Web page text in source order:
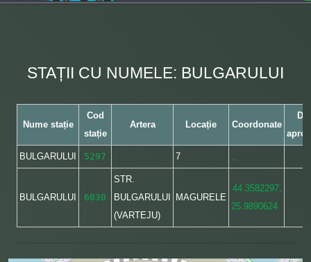
STAȚII CU NUMELE: BULGARULUI
Nume stație
Cod
stație
Artera Locație Coordonate
BULGARULUI 5297 7 ,
BULGARULUI 6030
STR.
BULGARULUI
(VARTEJU)
MAGURELE
44.3582297,
25.9890624